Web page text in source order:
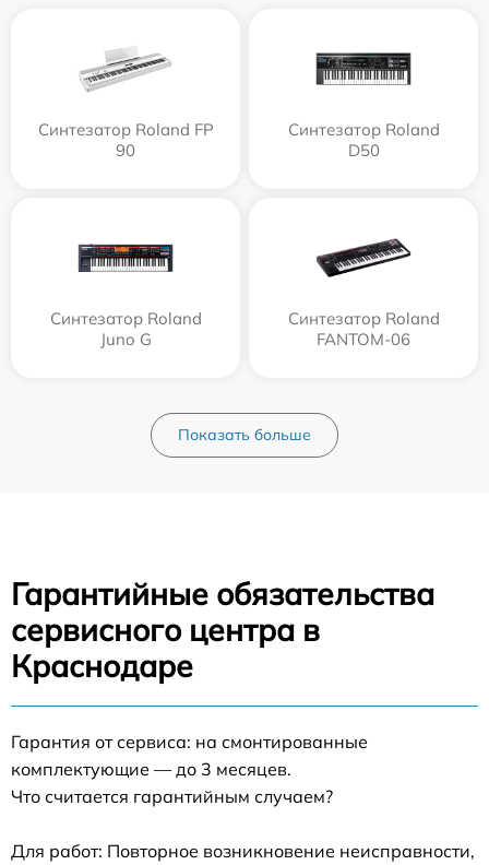
Синтезатор Roland FP
90
Синтезатор Roland
D50
Синтезатор Roland
Juno G
Синтезатор Roland
FANTOM-06
Показать больше
Гарантийные обязательства
сервисного центра в
Краснодаре
Гарантия от сервиса: на смонтированные
комплектующие — до 3 месяцев.
Что считается гарантийным случаем?
Для работ: Повторное возникновение неисправности,